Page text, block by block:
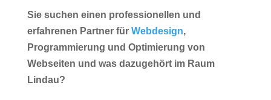
Sie suchen einen professionellen und
erfahrenen Partner für Webdesign,
Programmierung und Optimierung von
Webseiten und was dazugehört im Raum
Lindau?